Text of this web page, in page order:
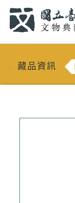
::: 藏品資訊